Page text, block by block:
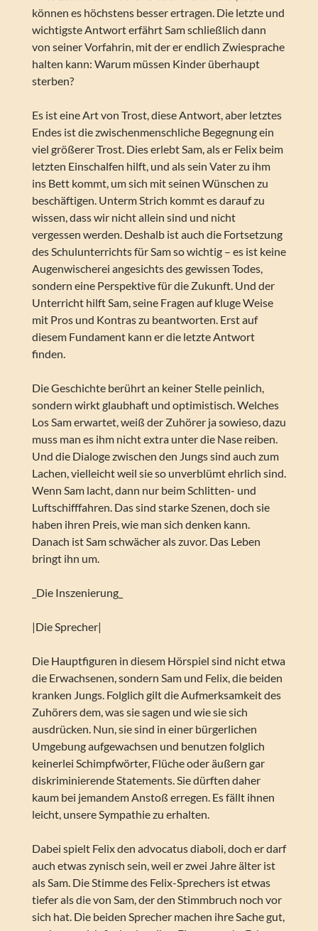
können es höchstens besser ertragen. Die letzte und
wichtigste Antwort erfährt Sam schließlich dann
von seiner Vorfahrin, mit der er endlich Zwiesprache
halten kann: Warum müssen Kinder überhaupt
sterben?
Es ist eine Art von Trost, diese Antwort, aber letztes
Endes ist die zwischenmenschliche Begegnung ein
viel größerer Trost. Dies erlebt Sam, als er Felix beim
letzten Einschalfen hilft, und als sein Vater zu ihm
ins Bett kommt, um sich mit seinen Wünschen zu
beschäftigen. Unterm Strich kommt es darauf zu
wissen, dass wir nicht allein sind und nicht
vergessen werden. Deshalb ist auch die Fortsetzung
des Schulunterrichts für Sam so wichtig – es ist keine
Augenwischerei angesichts des gewissen Todes,
sondern eine Perspektive für die Zukunft. Und der
Unterricht hilft Sam, seine Fragen auf kluge Weise
mit Pros und Kontras zu beantworten. Erst auf
diesem Fundament kann er die letzte Antwort
finden.
Die Geschichte berührt an keiner Stelle peinlich,
sondern wirkt glaubhaft und optimistisch. Welches
Los Sam erwartet, weiß der Zuhörer ja sowieso, dazu
muss man es ihm nicht extra unter die Nase reiben.
Und die Dialoge zwischen den Jungs sind auch zum
Lachen, vielleicht weil sie so unverblümt ehrlich sind.
Wenn Sam lacht, dann nur beim Schlitten- und
Luftschifffahren. Das sind starke Szenen, doch sie
haben ihren Preis, wie man sich denken kann.
Danach ist Sam schwächer als zuvor. Das Leben
bringt ihn um.
_Die Inszenierung_
|Die Sprecher|
Die Hauptfiguren in diesem Hörspiel sind nicht etwa
die Erwachsenen, sondern Sam und Felix, die beiden
kranken Jungs. Folglich gilt die Aufmerksamkeit des
Zuhörers dem, was sie sagen und wie sie sich
ausdrücken. Nun, sie sind in einer bürgerlichen
Umgebung aufgewachsen und benutzen folglich
keinerlei Schimpfwörter, Flüche oder äußern gar
diskriminierende Statements. Sie dürften daher
kaum bei jemandem Anstoß erregen. Es fällt ihnen
leicht, unsere Sympathie zu erhalten.
Dabei spielt Felix den advocatus diaboli, doch er darf
auch etwas zynisch sein, weil er zwei Jahre älter ist
als Sam. Die Stimme des Felix-Sprechers ist etwas
tiefer als die von Sam, der den Stimmbruch noch vor
sich hat. Die beiden Sprecher machen ihre Sache gut,